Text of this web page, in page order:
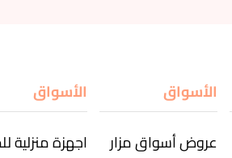
الأسواق
عروض أسواق مزار
الأسواق
اجهزة منزلية